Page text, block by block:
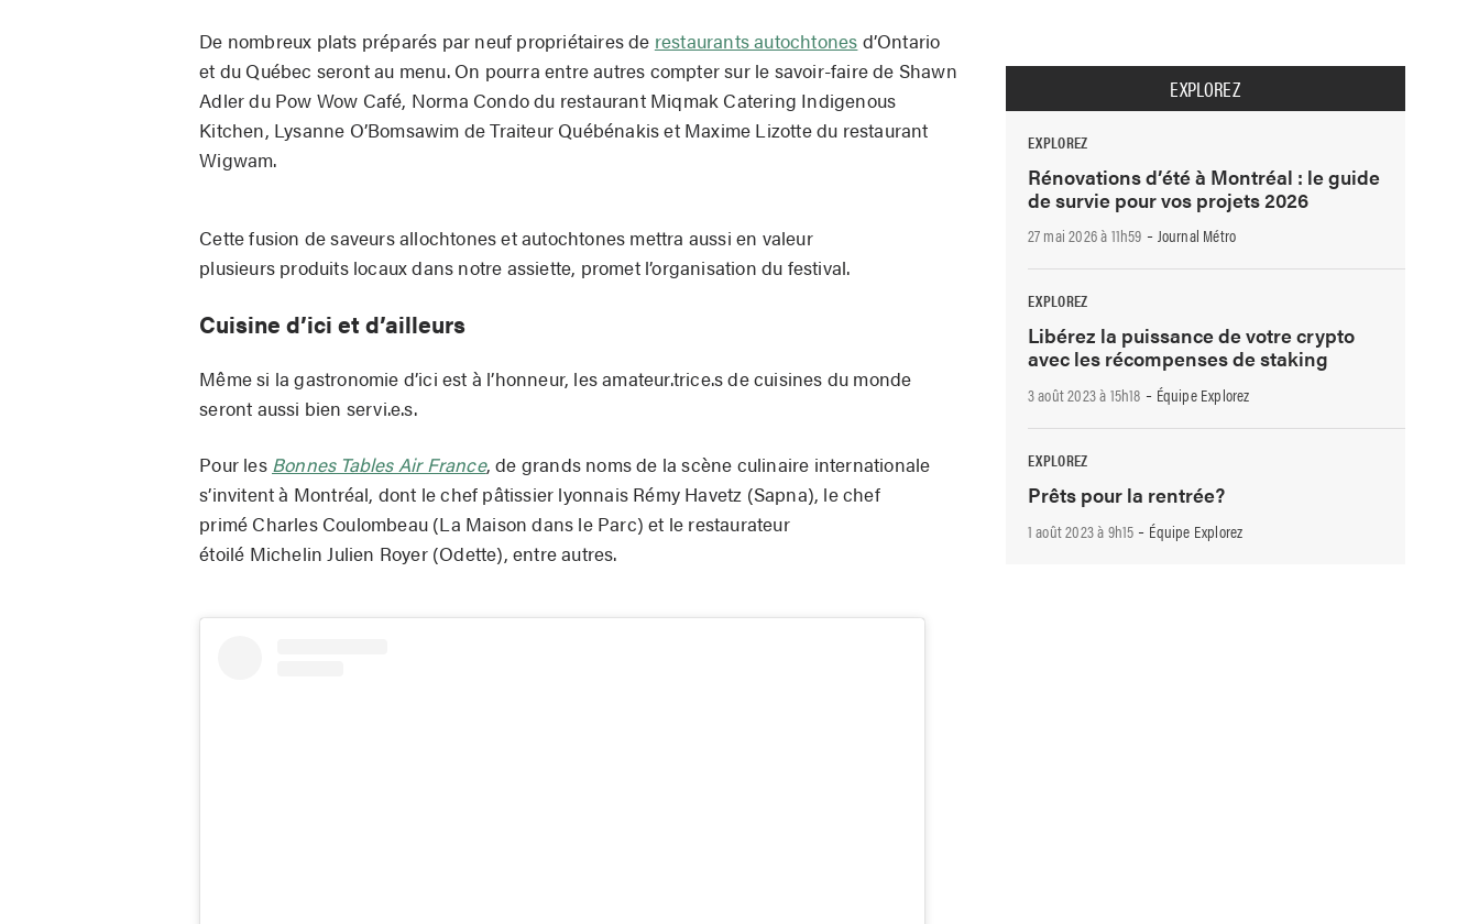
De nombreux plats préparés par neuf propriétaires de restaurants autochtones d’Ontario
et du Québec seront au menu. On pourra entre autres compter sur le savoir-faire de Shawn
Adler du Pow Wow Café, Norma Condo du restaurant Miqmak Catering Indigenous
Kitchen, Lysanne O’Bomsawim de Traiteur Québénakis et Maxime Lizotte du restaurant
Wigwam.
Cette fusion de saveurs allochtones et autochtones mettra aussi en valeur
plusieurs produits locaux dans notre assiette, promet l’organisation du festival.
Cuisine d’ici et d’ailleurs
Même si la gastronomie d’ici est à l’honneur, les amateur.trice.s de cuisines du monde
seront aussi bien servi.e.s.
Pour les Bonnes Tables Air France, de grands noms de la scène culinaire internationale
s’invitent à Montréal, dont le chef pâtissier lyonnais Rémy Havetz (Sapna), le chef
primé Charles Coulombeau (La Maison dans le Parc) et le restaurateur
étoilé Michelin Julien Royer (Odette), entre autres.
EXPLOREZ
EXPLOREZ
Rénovations d’été à Montréal : le guide
de survie pour vos projets 2026
27 mai 2026 à 11h59 -Journal Métro
EXPLOREZ
Libérez la puissance de votre crypto
avec les récompenses de staking
3 août 2023 à 15h18 - Équipe Explorez
EXPLOREZ
Prêts pour la rentrée?
1 août 2023 à 9h15 - Équipe Explorez